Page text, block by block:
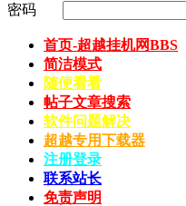
密码
首页-超越挂机网BBS
简洁模式
随便看看
帖子文章搜索
软件问题解决
超越专用下载器
注册登录
联系站长
免责声明